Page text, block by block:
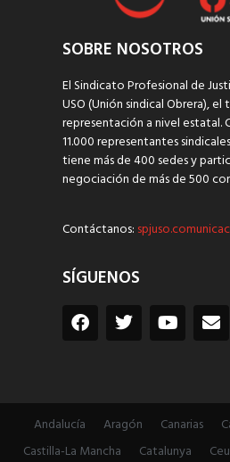
SOBRE NOSOTROS
El Sindicato Profesional de
USO (Unión sindical Obrera),
representación a nivel estatal.
11.000 representantes
tiene más de 400 sedes y
negociación de más de 500
Contáctanos:
SÍGUENOS
Andalucía Aragón Canarias
Castilla-La Mancha
Catalunya